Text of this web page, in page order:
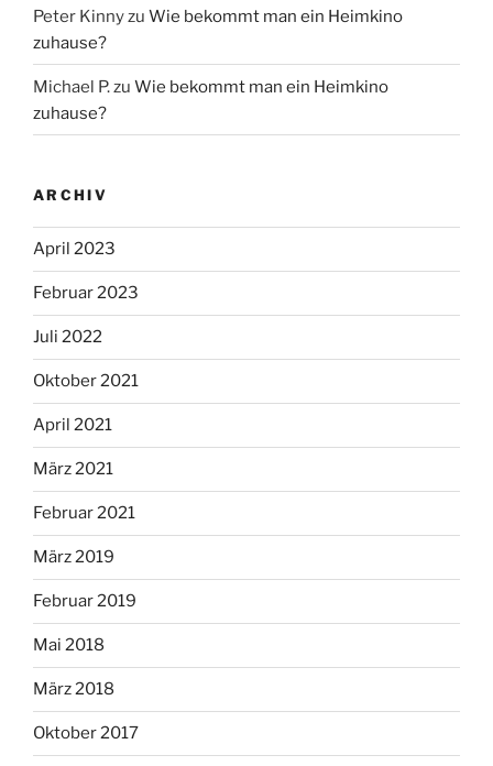
Peter Kinnyzu Wie bekommt man ein Heimkino
zuhause?
Michael P.zu Wie bekommt man ein Heimkino
zuhause?
ARCHIV
April 2023
Februar 2023
Juli 2022
Oktober 2021
April 2021
März 2021
Februar 2021
März 2019
Februar 2019
Mai 2018
März 2018
Oktober 2017